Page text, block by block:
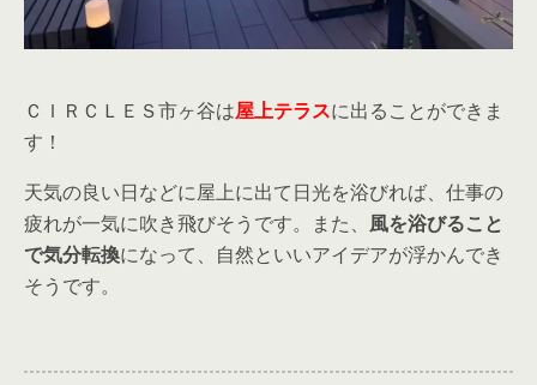
ＣＩＲＣＬＥＳ市ヶ谷は屋上テラスに出ることができま
す！
天気の良い日などに屋上に出て日光を浴びれば、仕事の
疲れが一気に吹き飛びそうです。また、 風を浴びること
で気分転換になって、自然といいアイデアが浮かんでき
そうです。